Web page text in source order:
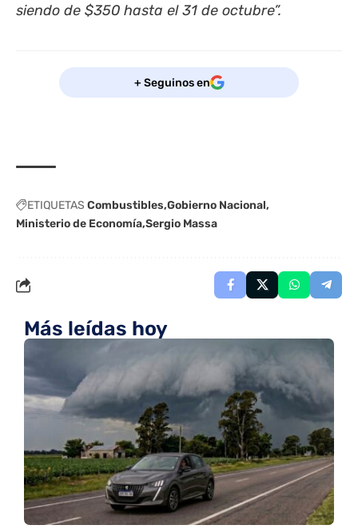
siendo de $350 hasta el 31 de octubre”.
+ Seguinos en
ETIQUETAS Combustibles Gobierno Nacional
Ministerio de Economía Sergio Massa
Más leídas hoy